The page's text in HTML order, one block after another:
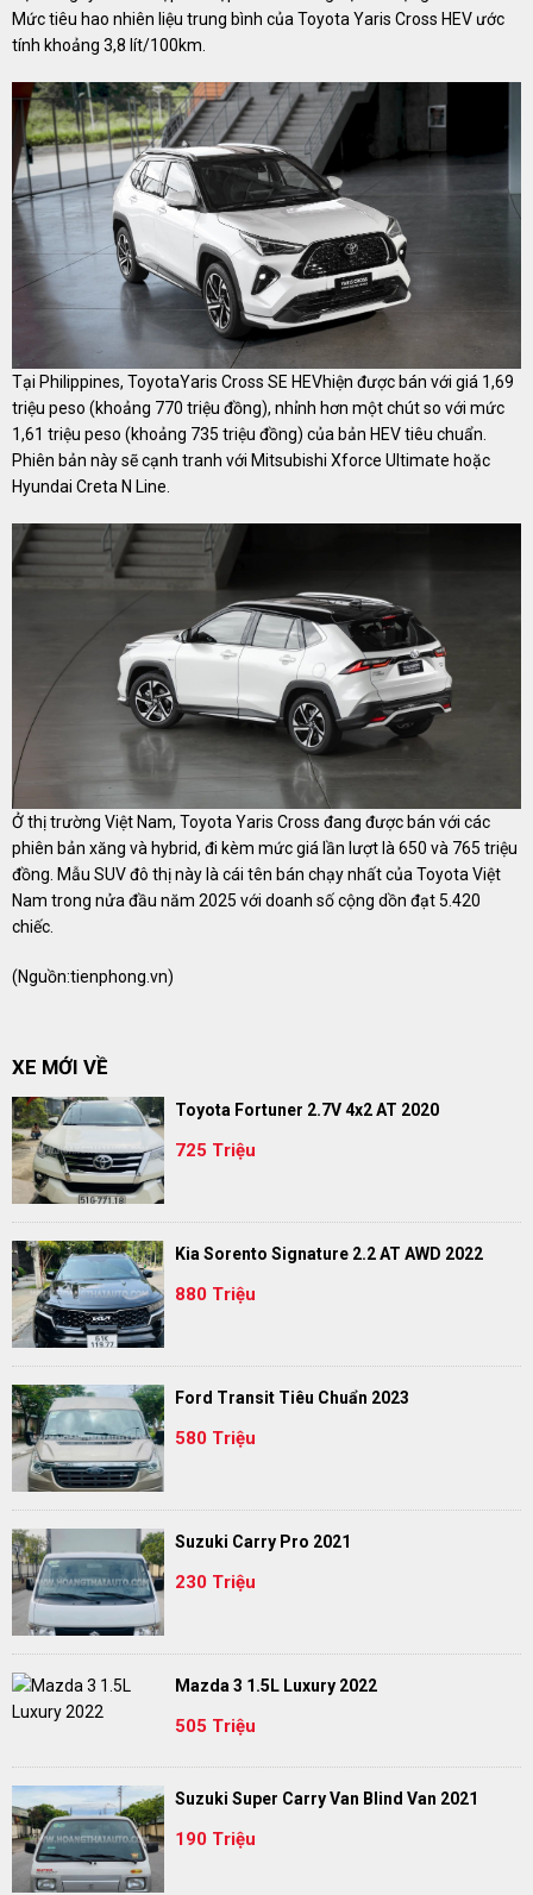
Mức tiêu hao nhiên liệu trung bình của Toyota Yaris Cross HEV ước
tính khoảng 3,8 lít/100km.
Tại Philippines, ToyotaYaris Cross SE HEVhiện được bán với giá 1,69
triệu peso (khoảng 770 triệu đồng), nhỉnh hơn một chút so với mức
1,61 triệu peso (khoảng 735 triệu đồng) của bản HEV tiêu chuẩn.
Phiên bản này sẽ cạnh tranh với Mitsubishi Xforce Ultimate hoặc
Hyundai Creta N Line.
Ở thị trường Việt Nam, Toyota Yaris Cross đang được bán với các
phiên bản xăng và hybrid, đi kèm mức giá lần lượt là 650 và 765 triệu
đồng. Mẫu SUV đô thị này là cái tên bán chạy nhất của Toyota Việt
Nam trong nửa đầu năm 2025 với doanh số cộng dồn đạt 5.420
chiếc.
(Nguồn:tienphong.vn)
XE MỚI VỀ
Toyota Fortuner 2.7V 4x2 AT 2020
725 Triệu
Kia Sorento Signature 2.2 AT AWD 2022
880 Triệu
Ford Transit Tiêu Chuẩn 2023
580 Triệu
Suzuki Carry Pro 2021
230 Triệu
Mazda 3 1.5L Luxury 2022
505 Triệu
Suzuki Super Carry Van Blind Van 2021
190 Triệu